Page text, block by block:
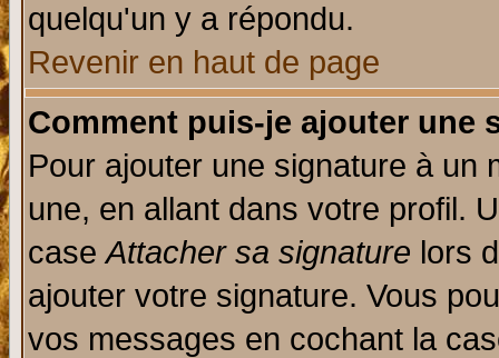
quelqu'un y a répondu.
Revenir en haut de page
Comment puis-je ajouter une
Pour ajouter une signature à un
une, en allant dans votre profil.
caseAttacher sa signature lors
ajouter votre signature. Vous
vos messages en cochant la